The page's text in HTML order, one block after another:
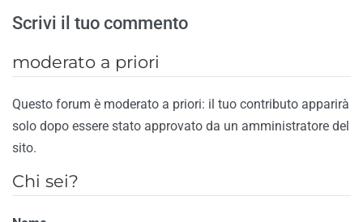
Scrivi il tuo commento
moderato a priori
Questo forum è moderato a priori: il tuo contributo apparirà
solo dopo essere stato approvato da un amministratore del
sito.
Chi sei?